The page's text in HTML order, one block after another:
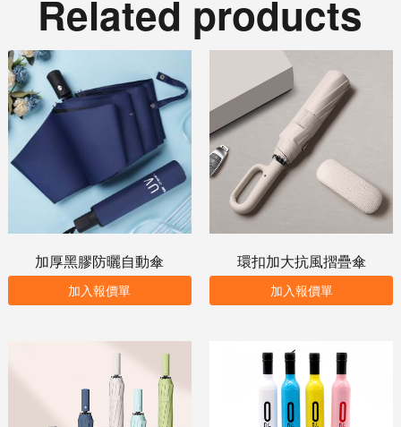
Related products
加厚黑膠防曬自動傘
加入報價單
環扣加大抗風摺疊傘
加入報價單